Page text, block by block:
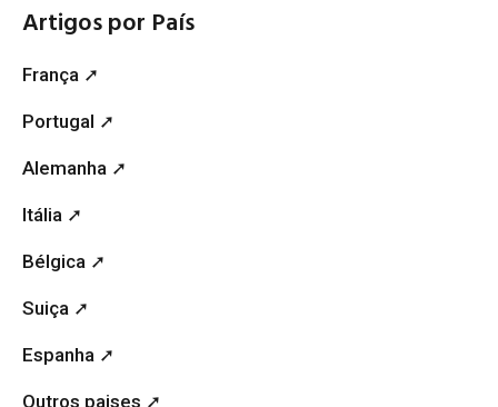
Artigos por País
França ➚
Portugal ➚
Alemanha ➚
Itália ➚
Bélgica ➚
Suiça ➚
Espanha ➚
Outros paises ➚